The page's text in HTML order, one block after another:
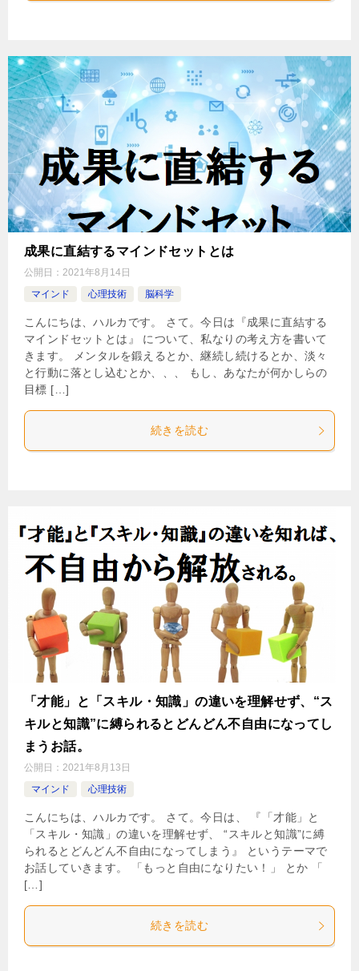
成果に直結するマインドセットとは
公開日： 2021年8月14日
マインド
心理技術 脳科学
こんにちは、ハルカです。 さて。今日は『成果に直結する
マインドセットとは』 について、私なりの考え方を書いて
きます。 メンタルを鍛えるとか、継続し続けるとか、淡々
と行動に落とし込むとか、、、 もし、あなたが何かしらの
目標 […]
続きを読む
「才能」と「スキル・知識」の違いを理解せず、“ス
キルと知識”に縛られるとどんどん不自由になってし
まうお話。
公開日： 2021年8月13日
マインド
心理技術
こんにちは、ハルカです。 さて。今日は、 『「才能」と
「スキル・知識」の違いを理解せず、 “スキルと知識”に縛
られるとどんどん不自由になってしまう』 というテーマで
お話していきます。 「もっと自由になりたい！」 とか 「
[…]
続きを読む